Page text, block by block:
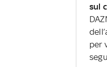
sul
per